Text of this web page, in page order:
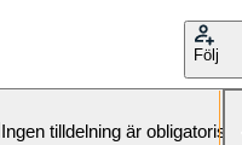
Följ
Ingen tilldelning är obligatorisk